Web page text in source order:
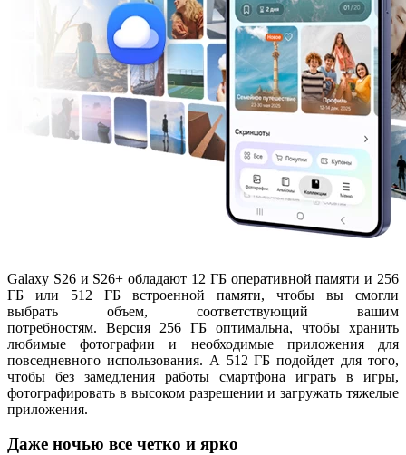
Galaxy S26 и S26+ обладают 12 ГБ оперативной памяти и 256
ГБ или 512 ГБ встроенной памяти, чтобы вы смогли
выбрать объем, соответствующий вашим
потребностям. Версия 256 ГБ оптимальна, чтобы хранить
любимые фотографии и необходимые приложения для
повседневного использования. А 512 ГБ подойдет для того,
чтобы без замедления работы смартфона играть в игры,
фотографировать в высоком разрешении и загружать тяжелые
приложения.
Даже ночью все четко и ярко